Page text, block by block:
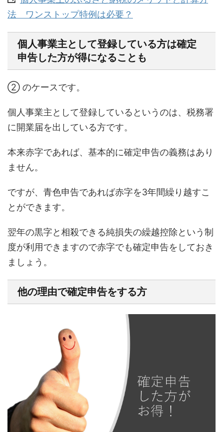
法 ワンストップ特例は必要？
個人事業主として登録している方は確定
申告した方が得になることも
② のケースです。
個人事業主として登録しているというのは、税務署
に開業届を出している方です。
本来赤字であれば、基本的に確定申告の義務はあり
ません。
ですが、青色申告であれば赤字を3年間繰り越すこ
とができます。
翌年の黒字と相殺できる純損失の繰越控除という制
度が利用できますので赤字でも確定申告をしておき
ましょう。
他の理由で確定申告をする方